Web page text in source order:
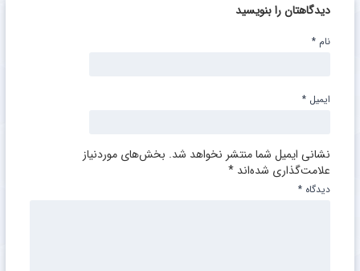
دیدگاهتان را بنویسید
نشانی ایمیل شما منتشر نخواهد شد. بخش‌های موردنیاز
علامت‌گذاری شده‌اند *
دیدگاه *
نام *
ایمیل *